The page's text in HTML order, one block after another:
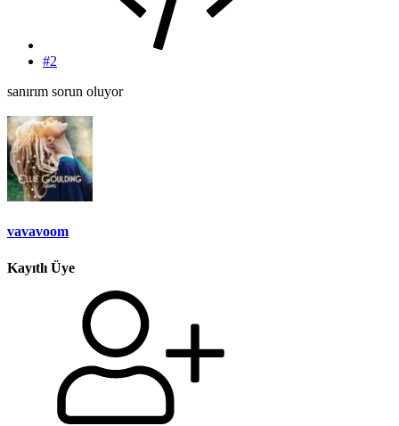
#2
sanırım sorun oluyor
vavavoom
Kayıtlı Üye